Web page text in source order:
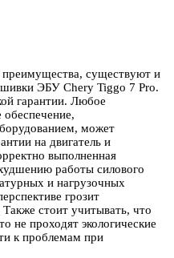
преимущества, существуют и
ЭБУ Chery Tiggo 7 Pro.
гарантии. Любое
может
на двигатель и
выполненная
работы силового
и нагрузочных
грозит
стоит учитывать, что
не проходят экологические
к проблемам при